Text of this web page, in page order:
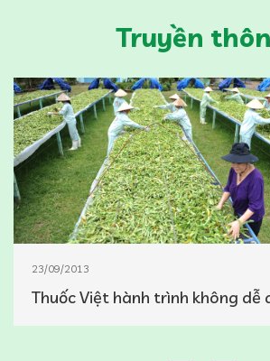
Truyền
23/09/2013
Thuốc Việt hành trình không dễ